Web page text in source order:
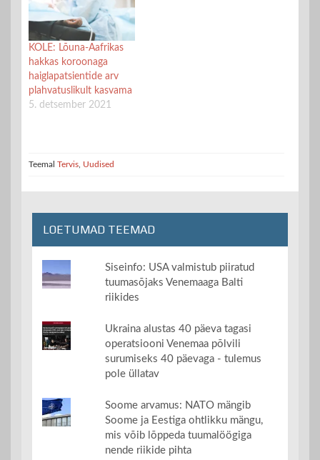
KOLE: Lõuna-Aafrikas
hakkas koroonaga
haiglapatsientide arv
plahvatuslikult kasvama
5. detsember 2021
Teemal Tervis Uudised
LOETUMAD TEEMAD
Siseinfo: USA valmistub piiratud
tuumasõjaks Venemaaga Balti
riikides
Ukraina alustas 40 päeva tagasi
operatsiooni Venemaa põlvili
surumiseks 40 päevaga - tulemus
pole üllatav
Soome arvamus: NATO mängib
Soome ja Eestiga ohtlikku mängu,
mis võib lõppeda tuumalöögiga
nende riikide pihta